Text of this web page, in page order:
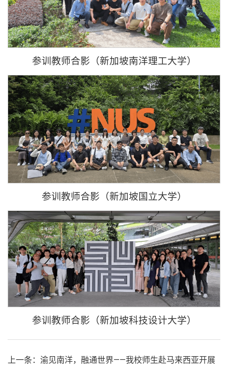
参训教师合影（新加坡南洋理工大学）
参训教师合影（新加坡国立大学）
参训教师合影（新加坡科技设计大学）
上一条：渝见南洋，融通世界——我校师生赴马来西亚开展